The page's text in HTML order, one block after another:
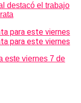
destacó el trabajo
este viernes 7 de